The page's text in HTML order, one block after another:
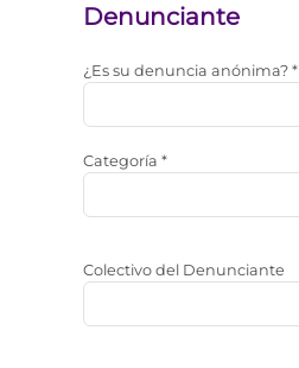
Denunciante
¿Es su denuncia anónima? *
Categoría *
Colectivo del Denunciante